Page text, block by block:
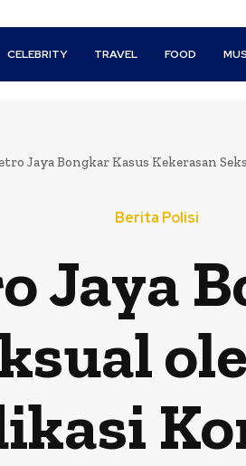
CELEBRITY TRAVEL FOOD
Jaya Bongkar Kasus Kekerasan
Berita Polisi
Jaya